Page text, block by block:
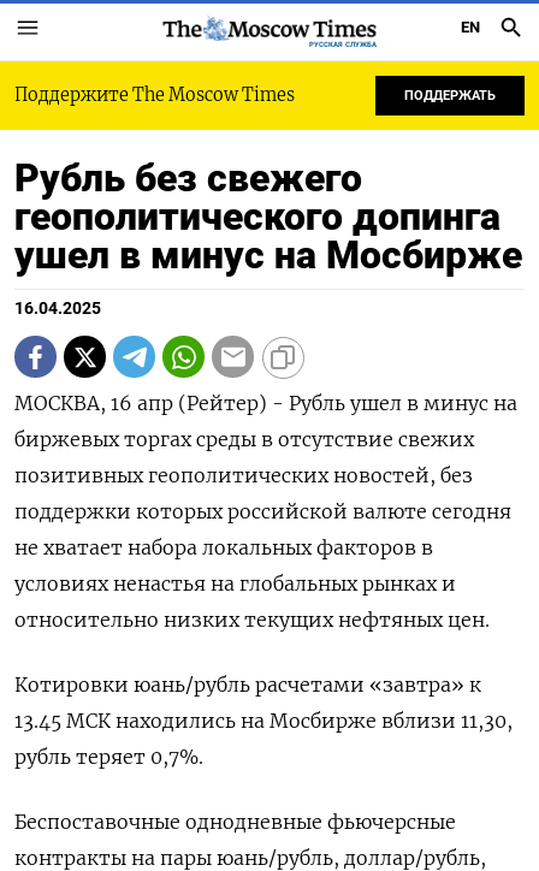
РУССКАЯ СЛУЖБА
EN
Поддержите The Moscow Times ПОДДЕРЖАТЬ
Рубль без свежего
геополитического допинга
ушел в минус на Мосбирже
16.04.2025
МОСКВА, 16 апр (Рейтер) - Рубль ушел в минус на
биржевых торгах среды в отсутствие свежих
позитивных геополитических новостей, без
поддержки которых российской валюте сегодня
не хватает набора локальных факторов в
условиях ненастья на глобальных рынках и
относительно низких текущих нефтяных цен.
Котировки юань/рубль расчетами «завтра» к
13.45 МСК находились на Мосбирже вблизи 11,30,
рубль теряет 0,7%.
Беспоставочные однодневные фьючерсные
контракты на пары юань/рубль, доллар/рубль,